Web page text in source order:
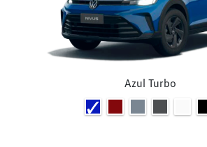
Azul Turbo